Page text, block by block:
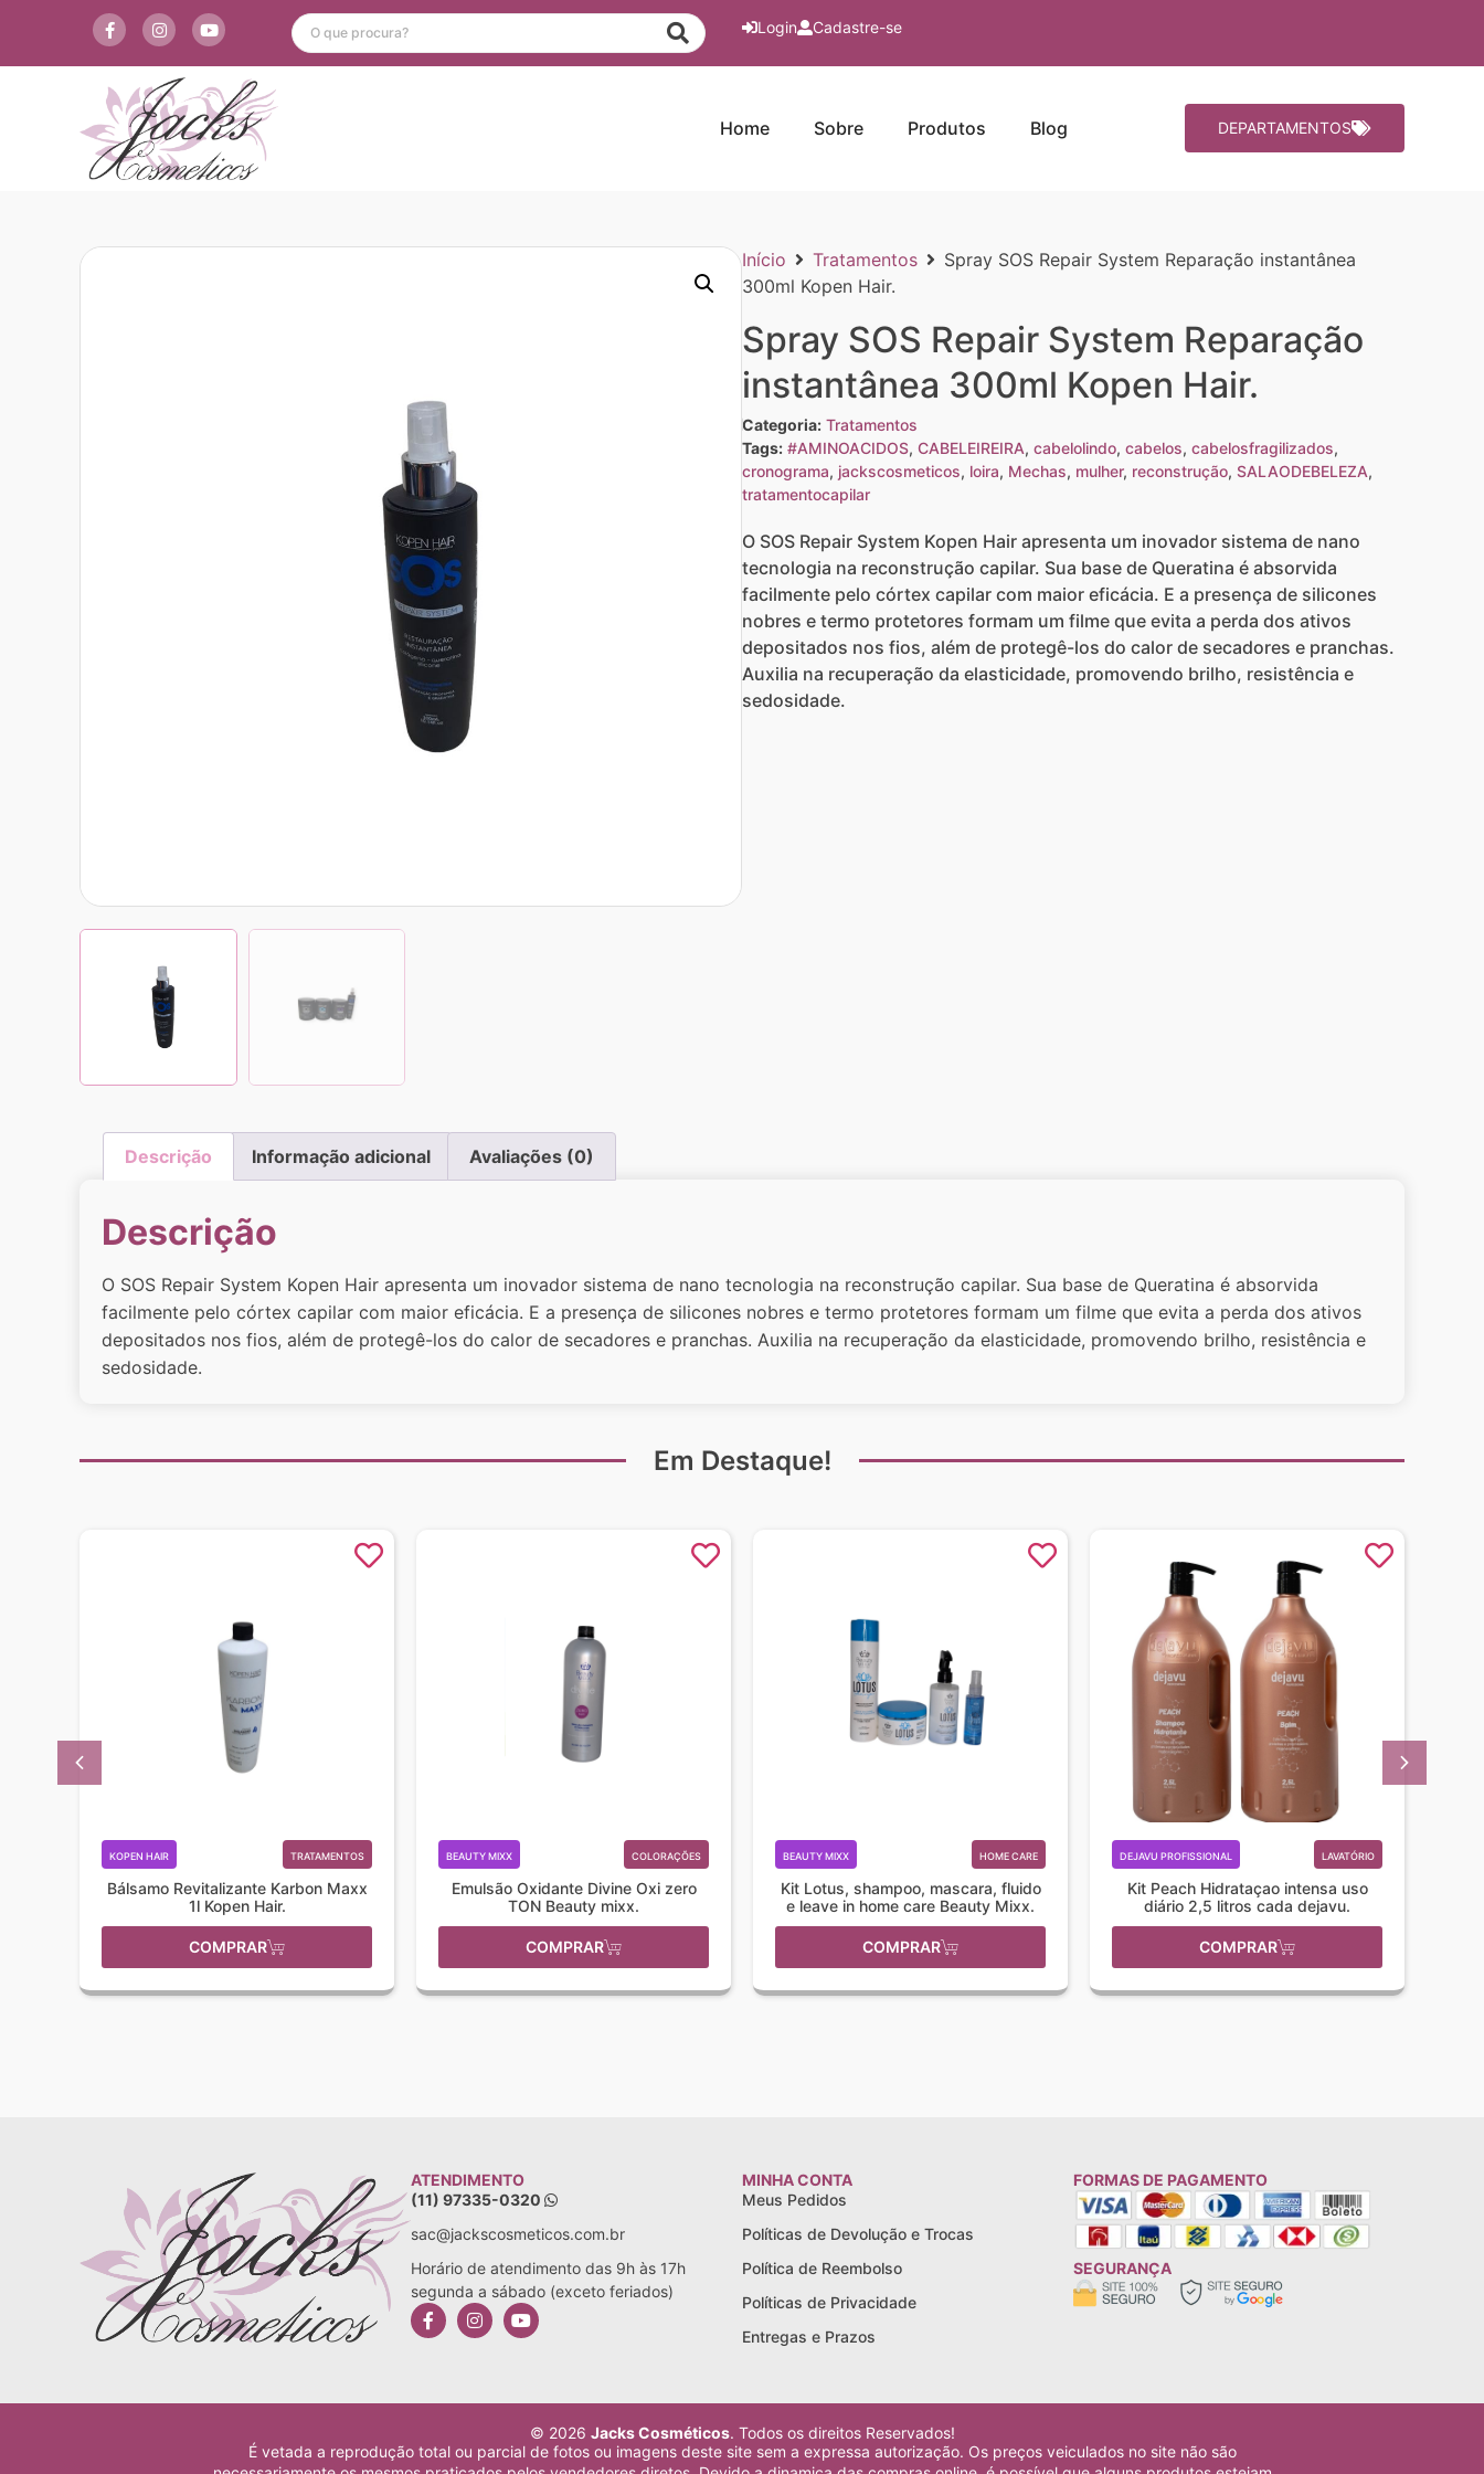
Login Cadastre-se
Home Sobre Produtos Blog DEPARTAMENTOS
Início Tratamentos
Spray SOS Repair System Reparação instantânea
300ml Kopen Hair.
Spray SOS Repair System Reparação
instantânea 300ml Kopen Hair.
Categoria: Tratamentos
Tags: #AMINOACIDOS, CABELEIREIRA, cabelolindo, cabelos, cabelosfragilizados,
cronograma, jackscosmeticos, loira, Mechas, mulher, reconstrução, SALAODEBELEZA,
tratamentocapilar
O SOS Repair System Kopen Hair apresenta um inovador sistema de nano
tecnologia na reconstrução capilar. Sua base de Queratina é absorvida
facilmente pelo córtex capilar com maior eficácia. E a presença de silicones
nobres e termo protetores formam um filme que evita a perda dos ativos
depositados nos fios, além de protegê-los do calor de secadores e pranchas.
Auxilia na recuperação da elasticidade, promovendo brilho, resistência e
sedosidade.
Descrição Informação adicional Avaliações (0)
Descrição
O SOS Repair System Kopen Hair apresenta um inovador sistema de nano tecnologia na reconstrução capilar. Sua base de Queratina é absorvida
facilmente pelo córtex capilar com maior eficácia. E a presença de silicones nobres e termo protetores formam um filme que evita a perda dos ativos
depositados nos fios, além de protegê-los do calor de secadores e pranchas. Auxilia na recuperação da elasticidade, promovendo brilho, resistência e
sedosidade.
Em Destaque!
KOPEN HAIR TRATAMENTOS
Bálsamo Revitalizante Karbon Maxx
1l Kopen Hair.
COMPRAR
BEAUTY MIXX COLORAÇÕES
Emulsão Oxidante Divine Oxi zero
TON Beauty mixx.
COMPRAR
BEAUTY MIXX HOME CARE
Kit Lotus, shampoo, mascara, fluido
e leave in home care Beauty Mixx.
COMPRAR
DEJAVU PROFISSIONAL LAVATÓRIO
Kit Peach Hidrataçao intensa uso
diário 2,5 litros cada dejavu.
COMPRAR
ATENDIMENTO
(11) 97335-0320
sac@jackscosmeticos.com.br
Horário de atendimento das 9h às 17h
segunda a sábado (exceto feriados)
MINHA CONTA
Meus Pedidos
Políticas de Devolução e Trocas
Política de Reembolso
Políticas de Privacidade
Entregas e Prazos
FORMAS DE PAGAMENTO
SEGURANÇA
© 2026 Jacks Cosméticos. Todos os direitos Reservados!
É vetada a reprodução total ou parcial de fotos ou imagens deste site sem a expressa autorização. Os preços veiculados no site não são